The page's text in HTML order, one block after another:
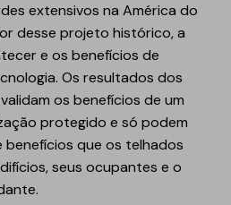
extensivos na América do
desse projeto histórico, a
e os benefícios de
Os resultados dos
os benefícios de um
protegido e só podem
benefícios que os telhados
seus ocupantes e o